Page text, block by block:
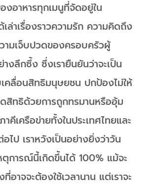
งอาหารทุกเมนูที่จัดอยู่ใน
เล่าเรื่องราวความรัก ความคิดถึง
ามเจ็บปวดของครอบครัวผู้
งลึกซึ้ง ซึ่งเรายืนยันว่าจะเป็น
คลื่อนสิทธิมนุษยชน ปกป้องไม่ให้
ดสิทธิด้วยการถูกทรมานหรืออุ้ม
คีเครือข่ายทั้งในประเทศไทยและ
ไป เราหวังเป็นอย่างยิ่งว่าวัน
ตุการณ์นี้เกิดขึ้นได้ 100% แม้จะ
อาจจะต้องใช้เวลานาน แต่เราจะ